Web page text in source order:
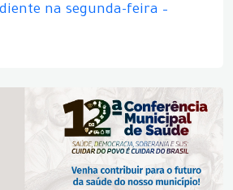
na segunda-feira –